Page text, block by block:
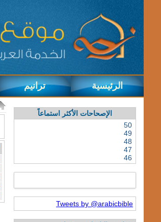
الرئيسية ترانيم
الإصحاحات الأكثر استماعاً
50
49
48
47
46
Tweets by @arabicbible